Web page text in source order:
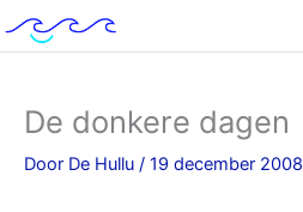
naar
De donkere dagen
Door De Hullu / 19 december 2008